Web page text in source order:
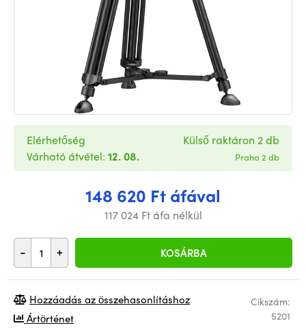
148 620 Ft áfával
117 024 Ft áfa nélkül
- + KOSÁRBA
Elérhetőség
Várható átvétel: 12. 08.
Külső raktáron 2 db
Praha 2 db
Cikszám:
5201
Hozzáadás az összehasonlításhoz
Ártörténet